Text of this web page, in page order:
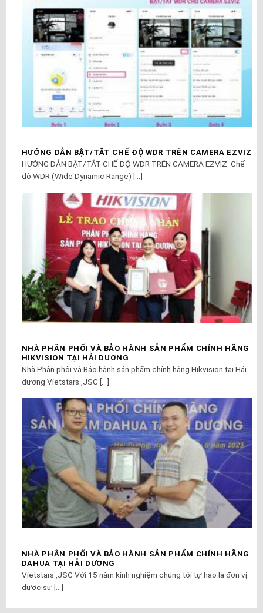
HƯỚNG DẪN BẬT/TẮT CHẾ ĐỘ WDR TRÊN CAMERA EZVIZ
HƯỚNG DẪN BẬT/TẮT CHẾ ĐỘ WDR TRÊN CAMERA EZVIZ Chế
độ WDR (Wide Dynamic Range) [...]
NHÀ PHÂN PHỐI VÀ BẢO HÀNH SẢN PHẨM CHÍNH HÃNG
HIKVISION TẠI HẢI DƯƠNG
Nhà Phân phối và Bảo hành sản phẩm chính hãng Hikvision tại Hải
dương Vietstars.,JSC [...]
NHÀ PHÂN PHỐI VÀ BẢO HÀNH SẢN PHẨM CHÍNH HÃNG
DAHUA TẠI HẢI DƯƠNG
Vietstars.,JSC Với 15 năm kinh nghiệm chúng tôi tự hào là đơn vị
được sự [...]